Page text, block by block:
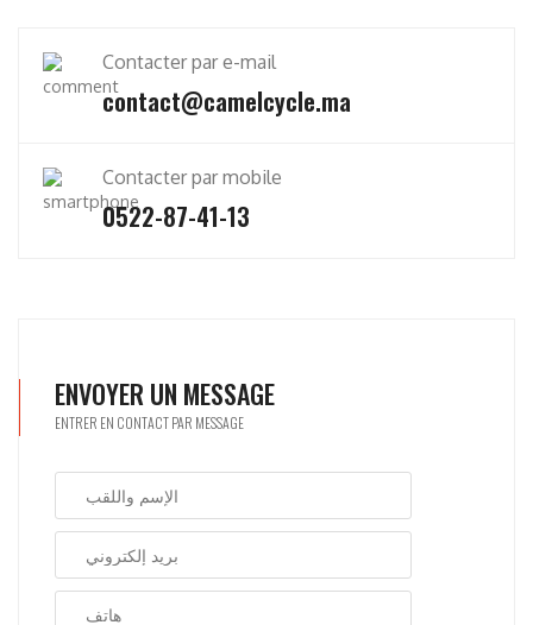
Contacter par e-mail
contact@camelcycle.ma
Contacter par mobile
0522-87-41-13
ENVOYER UN MESSAGE
ENTRER EN CONTACT PAR MESSAGE